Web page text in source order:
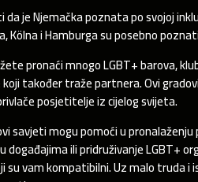
je Njemačka poznata po svojoj
Kölna i Hamburga su posebno
pronaći mnogo LGBT+ barova,
također traže partnera. Ovi
posjetitelje iz cijelog svijeta.
savjeti mogu pomoći u
događajima ili pridruživanje LGBT+
su vam kompatibilni. Uz malo truda